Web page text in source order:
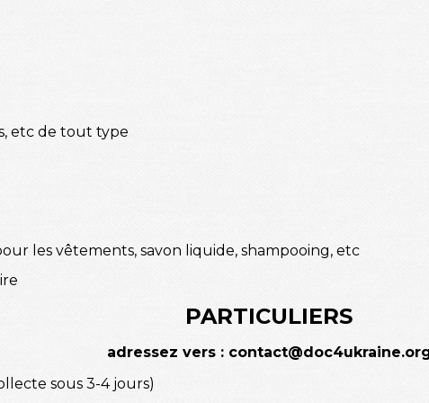
etc de tout type
les vêtements, savon liquide, shampooing, etc
PARTICULIERS
adressez vers :
sous 3-4 jours)